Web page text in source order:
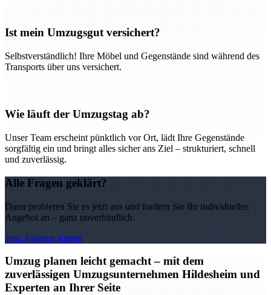
Ist mein Umzugsgut versichert?
Selbstverständlich! Ihre Möbel und Gegenstände sind während des
Transports über uns versichert.
Wie läuft der Umzugstag ab?
Unser Team erscheint pünktlich vor Ort, lädt Ihre Gegenstände
sorgfältig ein und bringt alles sicher ans Ziel – strukturiert, schnell
und zuverlässig.
Alle Fragen geklärt?
Dann probieren Sie es jetzt aus und fordern Sie Ihr individuelles
Angebot an – ganz unverbindlich.
Jetzt Anfrage starten
Umzug planen leicht gemacht – mit dem
zuverlässigen Umzugsunternehmen Hildesheim und
Experten an Ihrer Seite